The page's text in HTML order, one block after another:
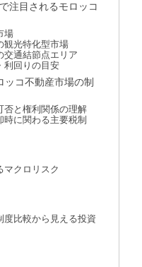
注目されるモロッコ
場
観光特化型市場
交通結節点エリア
利回りの目安
コ不動産市場の制
否と権利関係の理解
に関わる主要税制
マクロリスク
度比較から見える投資